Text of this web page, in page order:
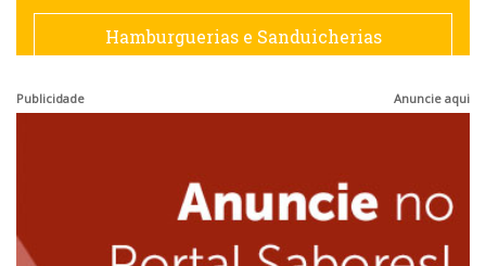
Francesa
Japonesa e Oriental
Hamburguerias e Sanduicherias
Publicidade Anuncie aqui